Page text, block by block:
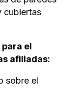
cubiertas
el
afiliadas:
sobre el